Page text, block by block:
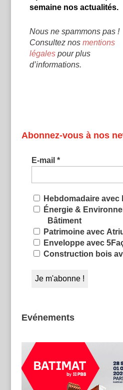
semaine nos actualités.
Nous ne spammons pas !
Consultez nos mentions
légalespour plus
d’informations.
Abonnez-vous à nos
E-mail *
Hebdomadaire avec
Énergie &
Bâtiment
Patrimoine avec
Enveloppe avec
Construction bois
Evénements